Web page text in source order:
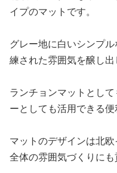
イプのマットです。
グレー地に白いシンプ
練された雰囲気を醸し出
ランチョンマットとし
ーとしても活用できる便
マットのデザインは北
全体の雰囲気づくりにも